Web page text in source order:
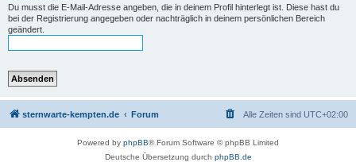
Du musst die E-Mail-Adresse angeben, die in deinem Profil hinterlegt ist. Diese hast du
bei der Registrierung angegeben oder nachträglich in deinem persönlichen Bereich
geändert.
sternwarte-kempten.de Forum Alle Zeiten sind UTC+02:00
Powered by phpBB® Forum Software © phpBB Limited
Deutsche Übersetzung durch phpBB.de